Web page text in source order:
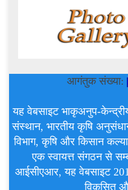
आगंतुक संख्या:
यह वेबसाइट भाकृअनुप-
संस्थान, भारतीय कृषि
विभाग, कृषि और किसान
एक स्वायत्त संगठन से
आईसीएआर, यह वेबसाइट
विकसित